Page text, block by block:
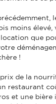
moins élevé,
que
!
de la
restaurant
et une